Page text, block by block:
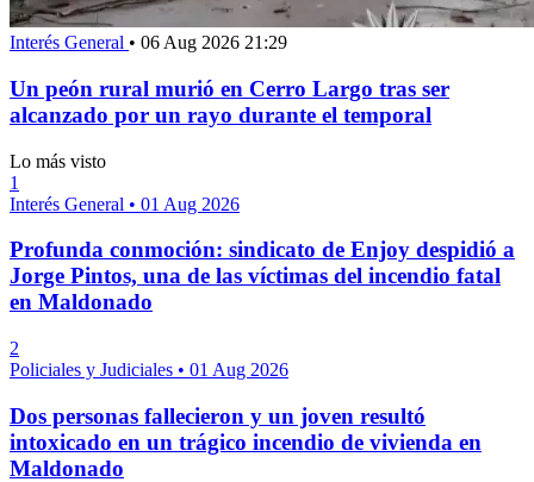
Interés General • 06 Aug 2026 21:29
Un peón rural murió en Cerro Largo tras ser
alcanzado por un rayo durante el temporal
Lo más visto
1
Interés General • 01 Aug 2026
Profunda conmoción: sindicato de Enjoy despidió a
Jorge Pintos, una de las víctimas del incendio fatal
en Maldonado
2
Policiales y Judiciales • 01 Aug 2026
Dos personas fallecieron y un joven resultó
intoxicado en un trágico incendio de vivienda en
Maldonado